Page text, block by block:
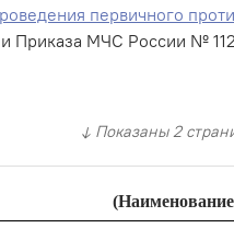
первичного
Приказа МЧС России №
↓ Показаны 2